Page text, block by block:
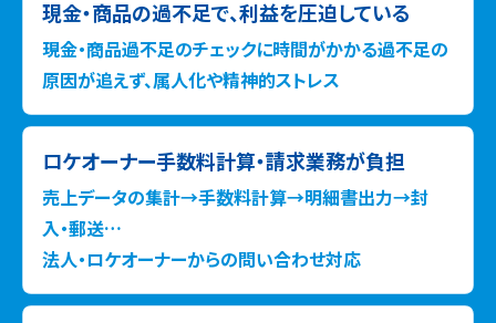
現金・商品の過不足で、利益を圧迫している
現金・商品過不足のチェックに時間がかかる過不足の
原因が追えず、属人化や精神的ストレス
ロケオーナー手数料計算・請求業務が負担
売上データの集計→手数料計算→明細書出力→封
入・郵送…
法人・ロケオーナーからの問い合わせ対応